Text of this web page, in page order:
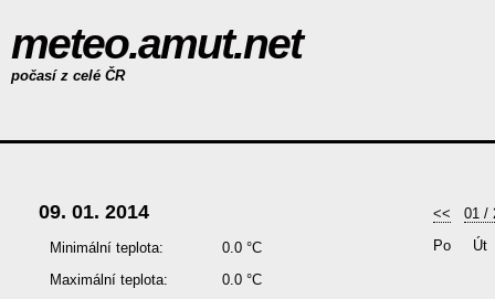
meteo.amut.net
počasí z celé ČR
09. 01. 2014
Minimální teplota:
0.0 °C
Maximální teplota:
0.0 °C
<<
01 /
Po
Út